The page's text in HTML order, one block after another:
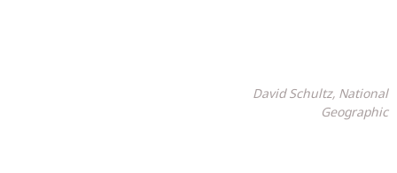
David Schultz, National
Geographic